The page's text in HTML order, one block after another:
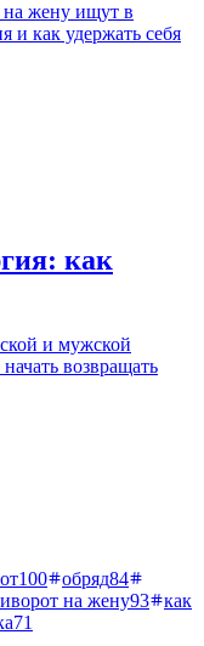
жену ищут в
и как удержать себя
как
и мужской
возвращать
100 обряд84
на жену93
как
71